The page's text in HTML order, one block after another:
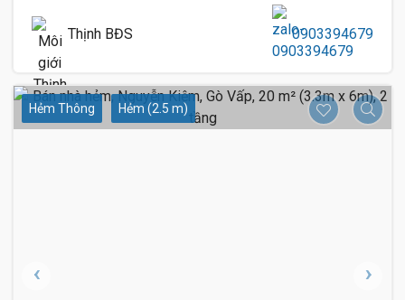
Thịnh BĐS 0903394679
Hẻm Thông Hẻm (2.5 m)